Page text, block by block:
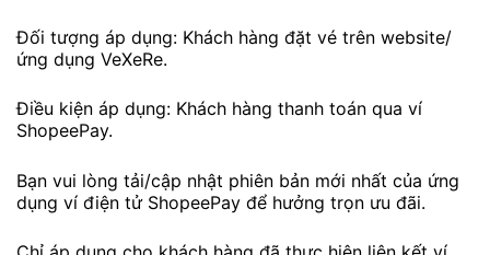
Đối tượng áp dụng: Khách hàng đặt vé trên website/
ứng dụng VeXeRe.
Điều kiện áp dụng: Khách hàng thanh toán qua ví
ShopeePay.
Bạn vui lòng tải/cập nhật phiên bản mới nhất của ứng
dụng ví điện tử ShopeePay để hưởng trọn ưu đãi.